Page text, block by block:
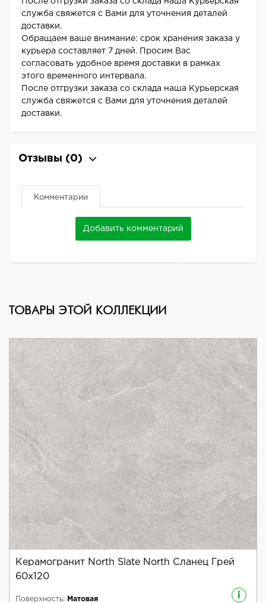
служба свяжется с Вами для уточнения деталей
доставки.
Обращаем ваше внимание: срок хранения заказа у
курьера составляет 7 дней. Просим Вас
согласовать удобное время доставки в рамках
этого временного интервала.
После отгрузки заказа со склада наша Курьерская
служба свяжется с Вами для уточнения деталей
доставки.
Отзывы (0)
Комментарии
Добавить комментарий
ТОВАРЫ ЭТОЙ КОЛЛЕКЦИИ
Керамогранит North Slate North Сланец Грей
60x120
i
Поверхность:
Матовая